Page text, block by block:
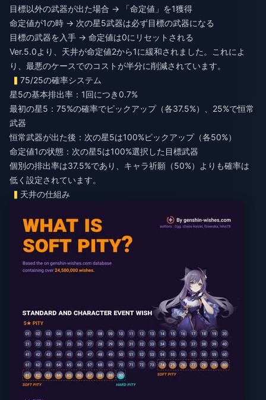
目標以外の武器が出た場合 → 「命定値」を1獲得
命定値が1の時 → 次の星5武器は必ず目標の武器になる
目標の武器を入手 → 命定値は0にリセットされる
Ver.5.0より、天井が命定値2から1に緩和されました。これによ
り、最悪のケースでのコストが半分に削減されています。
75/25の確率システム
星5の基本排出率：1回につき0.7%
最初の星5：75%の確率でピックアップ（各37.5%）、25%で恒常
武器
恒常武器が出た後：次の星5は100%ピックアップ（各50%）
命定値1の状態：次の星5は100%選択した目標武器
個別の排出率は37.5%であり、キャラ祈願（50%）よりも確率は
低く設定されています。
天井の仕組み